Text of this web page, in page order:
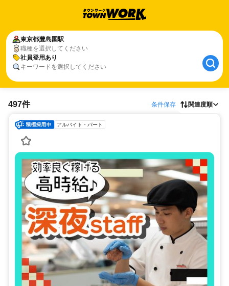
東京都豊島園駅
職種を選択してください
社員登用あり
キーワードを選択してください
497件 条件保存 関連度順
アルバイト・パート